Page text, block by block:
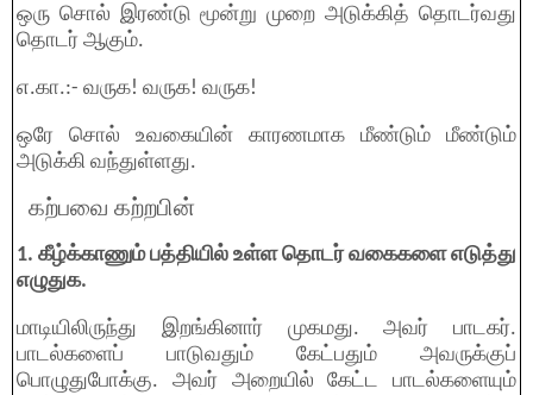
ஒரு சொல் இரண்டு மூன்று முறை அடுக்கித் தொடர்வது
தொடர் ஆகும்.
எ.கா.:- வருக! வருக! வருக!
ஒரே சொல் உவகையின் காரணமாக மீண்டும் மீண்டும்
அடுக்கி வந்துள்ளது.
கற்பவை கற்றபின்
1. கீழ்க்காணும் பத்தியில் உள்ள தொடர் வகைகளை எடுத்து
எழுதுக.
மாடியிலிருந்து இறங்கினார் முகமது. அவர் பாடகர்.
பாடல்களைப் பாடுவதும் கேட்பதும் அவருக்குப்
பொழுதுபோக்கு. அவர் அறையில் கேட்ட பாடல்களையும்